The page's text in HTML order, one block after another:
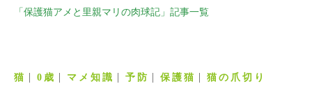
「保護猫アメと里親マリの肉球記」記事一覧
猫 0歳 マメ知識 予防 保護猫 猫の爪切り